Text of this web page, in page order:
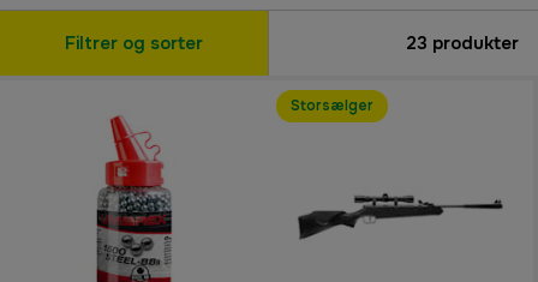
Filtrer og sorter 23 produkter
Storsælger